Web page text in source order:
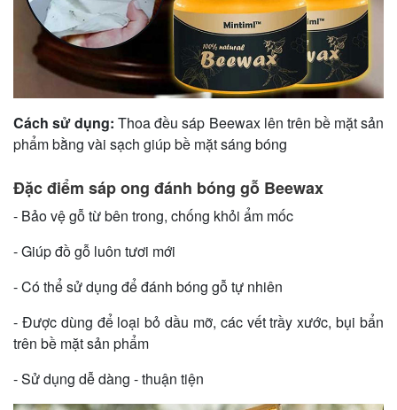
Cách sử dụng:Thoa đều sáp Beewax lên trên bề mặt sản
phẩm bằng vài sạch giúp bề mặt sáng bóng
Đặc điểm sáp ong đánh bóng gỗ Beewax
- Bảo vệ gỗ từ bên trong, chống khỏi ẩm mốc
- Giúp đồ gỗ luôn tươi mới
- Có thể sử dụng để đánh bóng gỗ tự nhiên
- Được dùng để loại bỏ dầu mỡ, các vết trầy xước, bụi bẩn
trên bề mặt sản phẩm
- Sử dụng dễ dàng - thuận tiện